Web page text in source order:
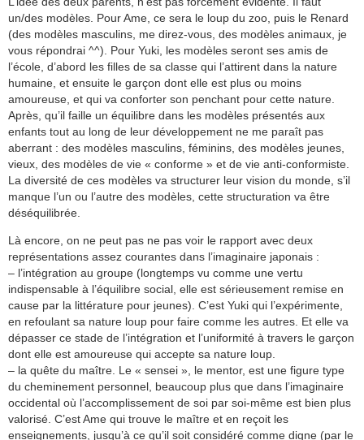
un/des modèles. Pour Ame, ce sera le loup du zoo, puis le Renard
(des modèles masculins, me direz-vous, des modèles animaux, je
vous répondrai ^^). Pour Yuki, les modèles seront ses amis de
l’école, d’abord les filles de sa classe qui l’attirent dans la nature
humaine, et ensuite le garçon dont elle est plus ou moins
amoureuse, et qui va conforter son penchant pour cette nature.
Après, qu’il faille un équilibre dans les modèles présentés aux
enfants tout au long de leur développement ne me paraît pas
aberrant : des modèles masculins, féminins, des modèles jeunes,
vieux, des modèles de vie « conforme » et de vie anti-conformiste.
La diversité de ces modèles va structurer leur vision du monde, s’il
manque l’un ou l’autre des modèles, cette structuration va être
déséquilibrée.
Là encore, on ne peut pas ne pas voir le rapport avec deux
représentations assez courantes dans l’imaginaire japonais :
– l’intégration au groupe (longtemps vu comme une vertu
indispensable à l’équilibre social, elle est sérieusement remise en
cause par la littérature pour jeunes). C’est Yuki qui l’expérimente,
en refoulant sa nature loup pour faire comme les autres. Et elle va
dépasser ce stade de l’intégration et l’uniformité à travers le garçon
dont elle est amoureuse qui accepte sa nature loup.
– la quête du maître. Le « sensei », le mentor, est une figure type
du cheminement personnel, beaucoup plus que dans l’imaginaire
occidental où l’accomplissement de soi par soi-même est bien plus
valorisé. C’est Ame qui trouve le maître et en reçoit les
enseignements, jusqu’à ce qu’il soit considéré comme digne (par le